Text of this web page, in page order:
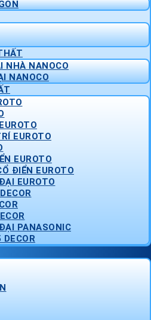
NHÀ NANOCO
NANOCO
EUROTO
EUROTO
ĐIỂN EUROTO
EUROTO
PANASONIC